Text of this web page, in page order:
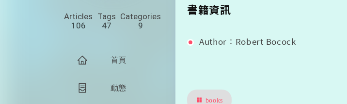
Articles
106
Tags
47
Categories
9
首頁
動態
書籍資訊
Author：Robert Bocock
books